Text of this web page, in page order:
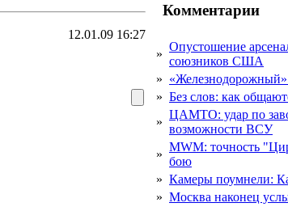
12.01.09 16:27
Комментарии
»
Опустошение
союзников США
»
» Без слов: как
»
ЦАМТО: удар по
возможности ВСУ
»
MWM: точность
бою
» Камеры поумнели:
» Москва наконец